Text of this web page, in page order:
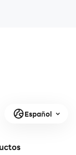
Español